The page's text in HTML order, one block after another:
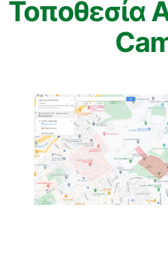
Τοποθεσία